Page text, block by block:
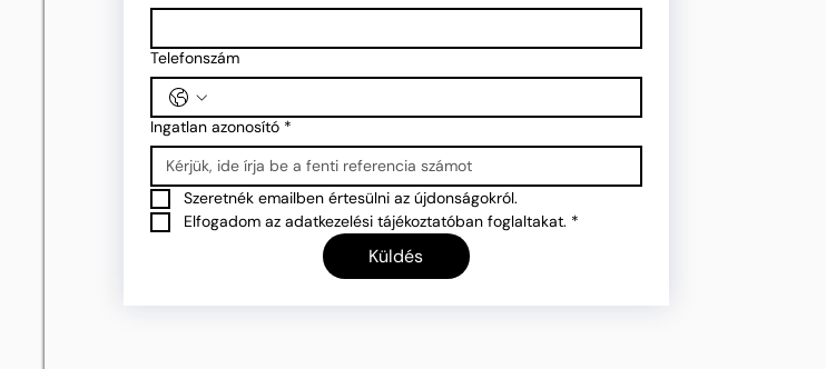
Telefonszám
Ingatlan azonosító *
Szeretnék emailben értesülni az újdonságokról.
Elfogadom az adatkezelési tájékoztatóban foglaltakat. *
Küldés